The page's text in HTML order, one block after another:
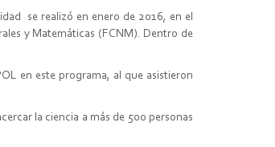
se realizó en enero de 2016, en el
y Matemáticas (FCNM). Dentro de
en este programa, al que asistieron
la ciencia a más de 500 personas